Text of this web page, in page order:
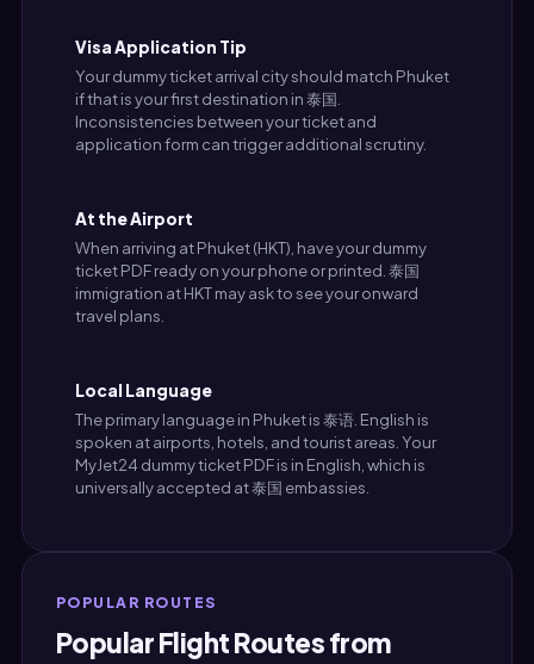
Visa Application Tip
Your dummy ticket arrival city should match Phuket
if that is your first destination in 泰国.
Inconsistencies between your ticket and
application form can trigger additional scrutiny.
At the Airport
When arriving at Phuket (HKT), have your dummy
ticket PDF ready on your phone or printed. 泰国
immigration at HKT may ask to see your onward
travel plans.
Local Language
The primary language in Phuket is 泰语. English is
spoken at airports, hotels, and tourist areas. Your
MyJet24 dummy ticket PDF is in English, which is
universally accepted at 泰国 embassies.
POPULAR ROUTES
Popular Flight Routes from